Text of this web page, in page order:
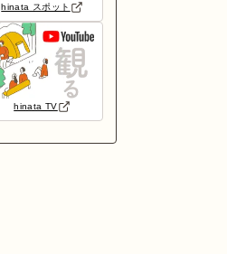
hinata スポット
hinata TV